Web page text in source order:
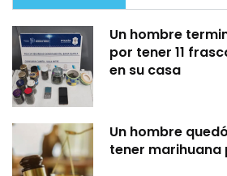
Un hombre
por tener 11
en su casa
Un hombre
tener